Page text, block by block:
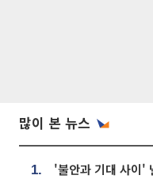
많이 본 뉴스
1.